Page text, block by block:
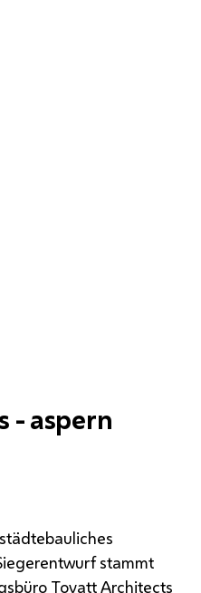
- aspern
stammt
Tovatt Architects